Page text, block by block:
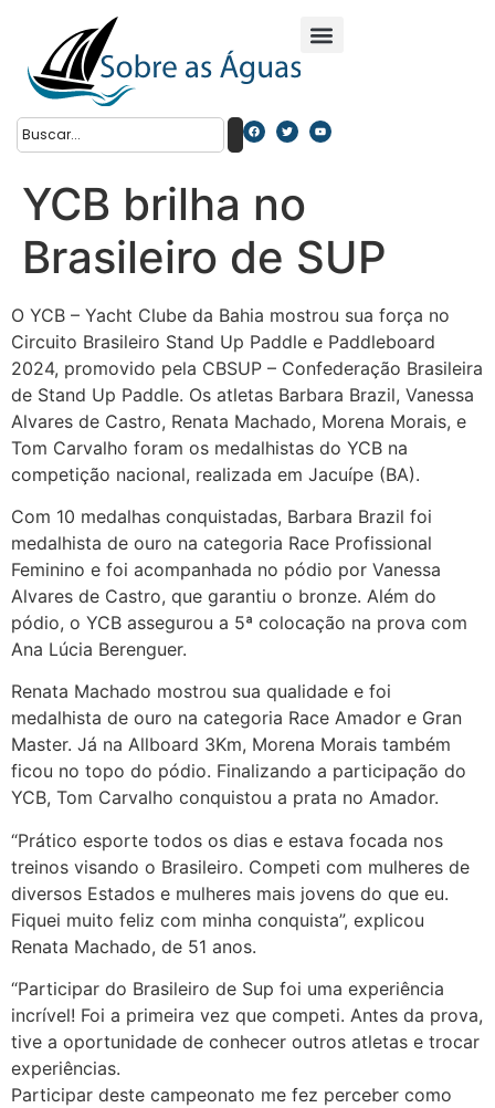
YCB brilha no
Brasileiro de SUP
O YCB – Yacht Clube da Bahia mostrou sua força no
Circuito Brasileiro Stand Up Paddle e Paddleboard
2024, promovido pela CBSUP – Confederação Brasileira
de Stand Up Paddle. Os atletas Barbara Brazil, Vanessa
Alvares de Castro, Renata Machado, Morena Morais, e
Tom Carvalho foram os medalhistas do YCB na
competição nacional, realizada em Jacuípe (BA).
Com 10 medalhas conquistadas, Barbara Brazil foi
medalhista de ouro na categoria Race Profissional
Feminino e foi acompanhada no pódio por Vanessa
Alvares de Castro, que garantiu o bronze. Além do
pódio, o YCB assegurou a 5ª colocação na prova com
Ana Lúcia Berenguer.
Renata Machado mostrou sua qualidade e foi
medalhista de ouro na categoria Race Amador e Gran
Master. Já na Allboard 3Km, Morena Morais também
ficou no topo do pódio. Finalizando a participação do
YCB, Tom Carvalho conquistou a prata no Amador.
“Prático esporte todos os dias e estava focada nos
treinos visando o Brasileiro. Competi com mulheres de
diversos Estados e mulheres mais jovens do que eu.
Fiquei muito feliz com minha conquista”, explicou
Renata Machado, de 51 anos.
“Participar do Brasileiro de Sup foi uma experiência
incrível! Foi a primeira vez que competi. Antes da prova,
tive a oportunidade de conhecer outros atletas e trocar
experiências.
Participar deste campeonato me fez perceber como